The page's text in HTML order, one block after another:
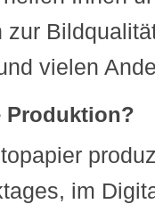
zur
vielen
Produktion?
im